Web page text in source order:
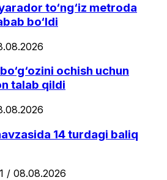
to‘ng‘iz metroda
bo‘ldi
ochish uchun
talab qildi
14 turdagi baliq
/ 08.08.2026